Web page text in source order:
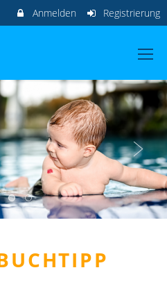
Anmelden Registrierung